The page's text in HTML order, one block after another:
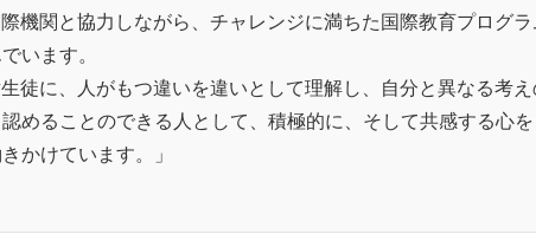
機関と協力しながら、チャレンジに満ちた国際教育プログラ
います。
徒に、人がもつ違いを違いとして理解し、自分と異なる考え
めることのできる人として、積極的に、そして共感する心を
かけています。」